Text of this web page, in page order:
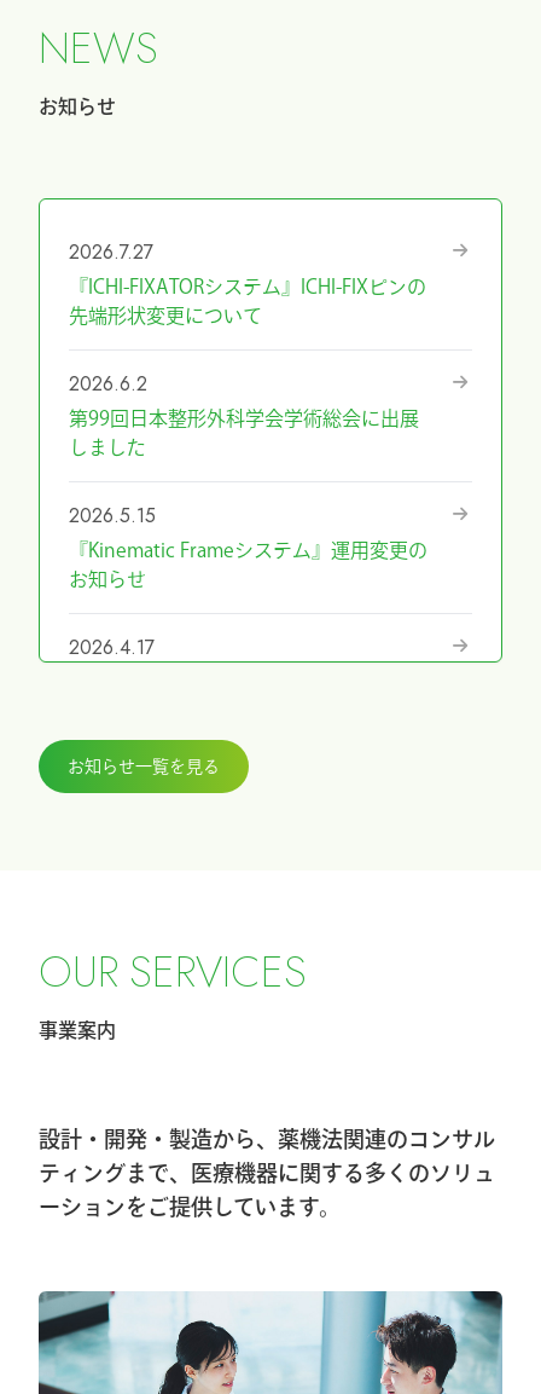
NEWS
お知らせ
2026.7.27
『ICHI-FIXATORシステム』ICHI-FIXピンの
先端形状変更について
2026.6.2
第99回日本整形外科学会学術総会に出展
しました
2026.5.15
『Kinematic Frameシステム』運用変更の
お知らせ
2026.4.17
2026.3.27
せ
2026.2.20
2026.1.8
第40回東日本手外科研究会出展＆ハンズ
2026.1.7
大阪物流センター開設(移転)のお知らせ
お知らせ一覧を見る
OUR SERVICES
事業案内
設計・開発・製造から、薬機法関連のコンサル
ティングまで、医療機器に関する多くのソリュ
ーションをご提供しています。